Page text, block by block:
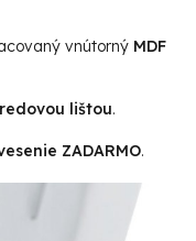
vnútorný MDF
lištou.
ZADARMO.